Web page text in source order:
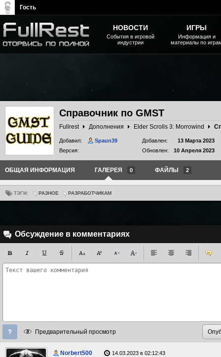
Справочник по GMST
Fullrest Дополнения Elder Scrolls 3: Morrowind
Добавил:
Spaun39
Версия:
Добавлен:
13 Марта 2023
Обновлен:
10 Апреля 2023
ОБЩАЯ ИНФОРМАЦИЯ ГАЛЕРЕЯ 0 ФАЙЛЫ 2
ТЭГИ: РАЗНОЕ РАЗРАБОТЧИКАМ
Обсуждение в комментариях
Предварительный просмотр
Norbert500 14.03.2023 в 02:12:43
НОВОСТИ
События в игровой
индустрии
ИГРЫ
Информация и
материалы по
Гость